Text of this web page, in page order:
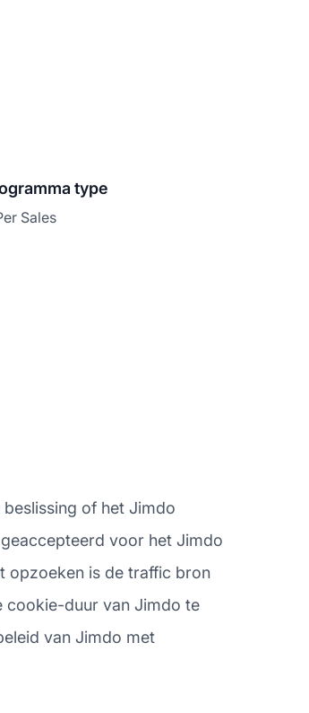
type
Sales
of het Jimdo
voor het Jimdo
opzoeken is de traffic bron
cookie-duur van Jimdo te
van Jimdo met